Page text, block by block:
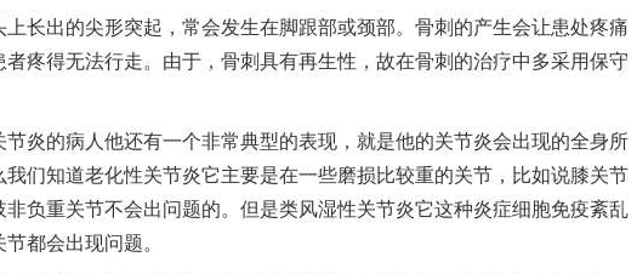
出的尖形突起，常会发生在脚跟部或颈部。骨刺的产生会让患处疼痛
疼得无法行走。由于，骨刺具有再生性，故在骨刺的治疗中多采用保守
的病人他还有一个非常典型的表现，就是他的关节炎会出现的全身所
们知道老化性关节炎它主要是在一些磨损比较重的关节，比如说膝关节
负重关节不会出问题的。但是类风湿性关节炎它这种炎症细胞免疫紊乱
都会出现问题。